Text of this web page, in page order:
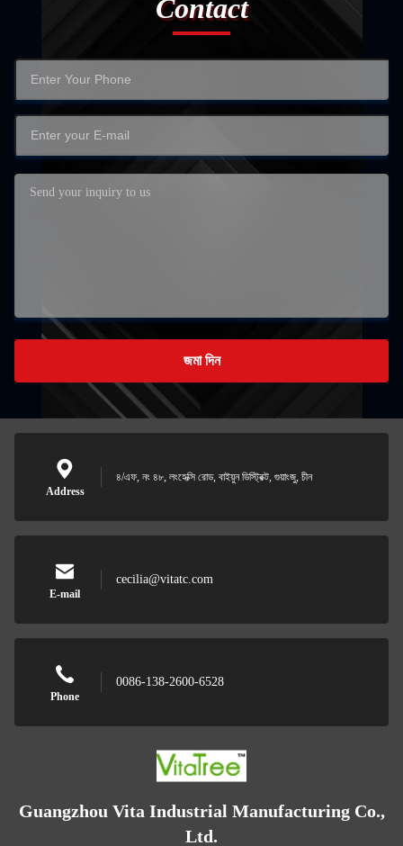
Contact
জমা দিন
Address
৪/এফ, নং ৪৮, লংহেক্সি রোড, বাইয়ুন ডিস্ট্রিক্ট, গুয়াংজু, চীন
E-mail
cecilia@vitatc.com
Phone
0086-138-2600-6528
Guangzhou Vita Industrial Manufacturing Co.,
Ltd.